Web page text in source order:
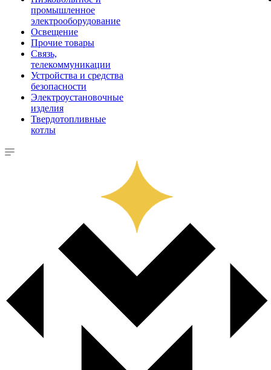
промышленное
электрооборудование
Освещение
Прочие товары
Связь,
телекоммуникации
Устройства и средства
безопасности
Электроустановочные
изделия
Твердотопливные
котлы